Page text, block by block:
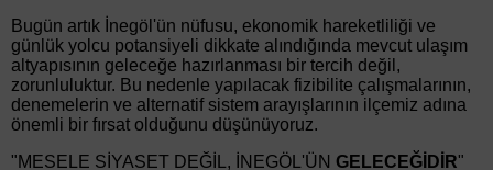
Bugün artık İnegöl'ün nüfusu, ekonomik hareketliliği ve
günlük yolcu potansiyeli dikkate alındığında mevcut ulaşım
altyapısının geleceğe hazırlanması bir tercih değil,
zorunluluktur. Bu nedenle yapılacak fizibilite çalışmalarının,
denemelerin ve alternatif sistem arayışlarının ilçemiz adına
önemli bir fırsat olduğunu düşünüyoruz.
"MESELE SİYASET DEĞİL, İNEGÖL'ÜN GELECEĞİDİR"